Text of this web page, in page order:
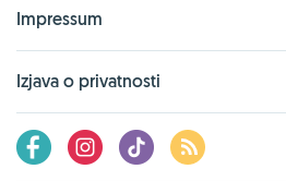
Impressum
Izjava o privatnosti